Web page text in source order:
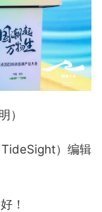
）
）编辑
！